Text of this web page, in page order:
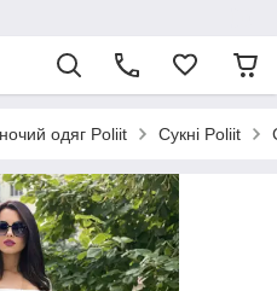
одяг Poliit Сукні Poliit